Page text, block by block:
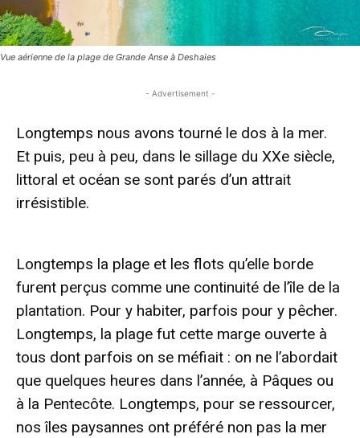
Vue aérienne de la plage de Grande Anse à Deshaies
- Advertisement -
Longtemps nous avons tourné le dos à la mer.
Et puis, peu à peu, dans le sillage du XXe siècle,
littoral et océan se sont parés d’un attrait
irrésistible.
Longtemps la plage et les flots qu’elle borde
furent perçus comme une continuité de l’île de la
plantation. Pour y habiter, parfois pour y pêcher.
Longtemps, la plage fut cette marge ouverte à
tous dont parfois on se méfiait : on ne l’abordait
que quelques heures dans l’année, à Pâques ou
à la Pentecôte. Longtemps, pour se ressourcer,
nos îles paysannes ont préféré non pas la mer